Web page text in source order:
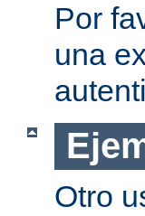
Por
una
Otro